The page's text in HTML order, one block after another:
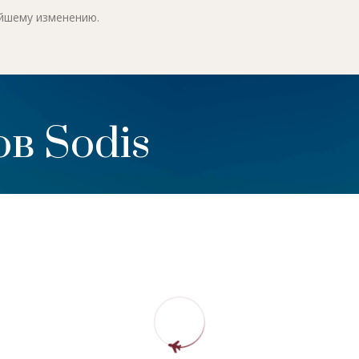
изменению.
Sodis